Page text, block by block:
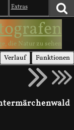
Extras
die Natur zu sehen
Verlauf Funktionen